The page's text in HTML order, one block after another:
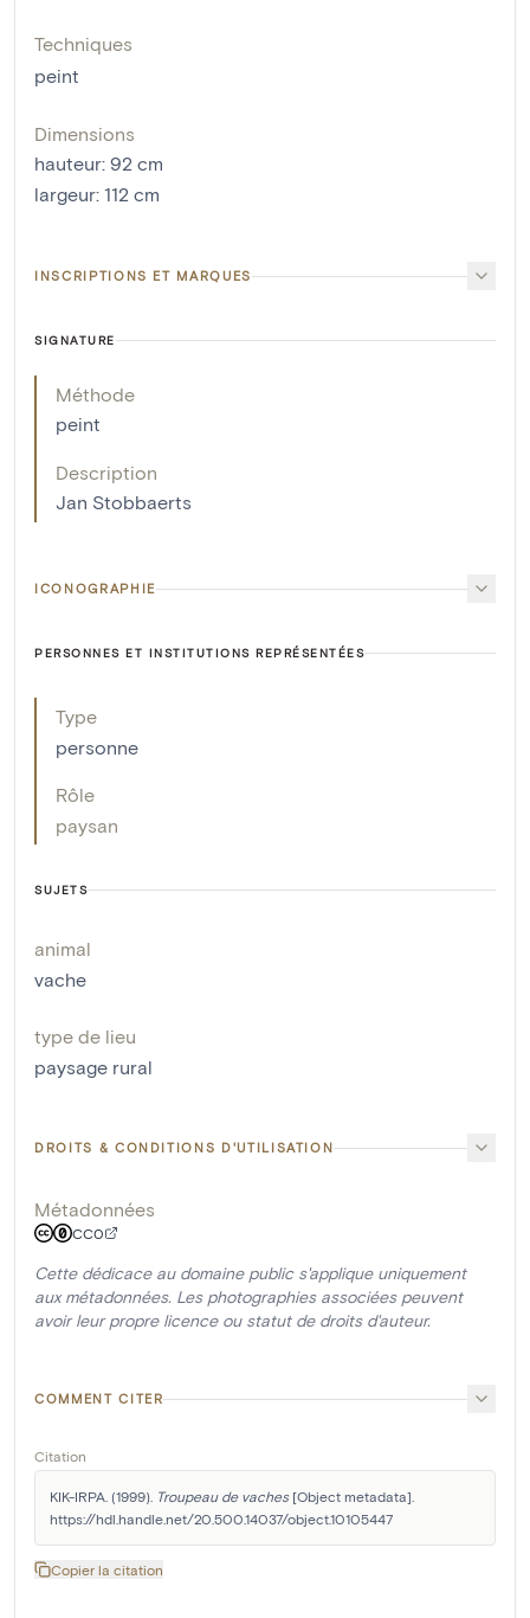
Techniques
peint
Dimensions
hauteur: 92 cm
largeur: 112 cm
INSCRIPTIONS ET MARQUES
SIGNATURE
Méthode
peint
Description
Jan Stobbaerts
ICONOGRAPHIE
PERSONNES ET INSTITUTIONS REPRÉSENTÉES
Type
personne
Rôle
paysan
SUJETS
animal
vache
type de lieu
paysage rural
DROITS & CONDITIONS D'UTILISATION
Métadonnées
CC0
Cette dédicace au domaine public s'applique uniquement
aux métadonnées. Les photographies associées peuvent
avoir leur propre licence ou statut de droits d'auteur.
COMMENT CITER
Citation
KIK-IRPA. (1999). Troupeau de vaches [Object metadata].
https://hdl.handle.net/20.500.14037/object.10105447
Copier la citation